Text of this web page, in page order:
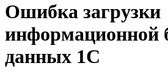
Ошибка загрузки
информационной
данных 1С